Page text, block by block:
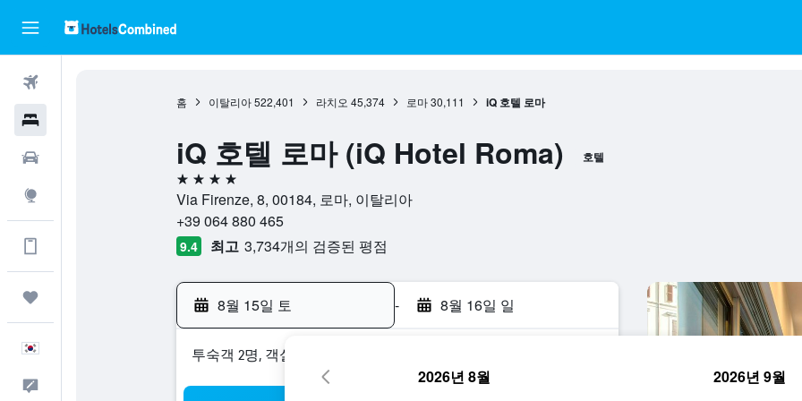
앱에서 더 많은 혜택받기
홈 이탈리아 522,401 라치오 45,374 로마 30,111 iQ 호텔 로마
iQ 호텔 로마 (iQ Hotel Roma) 호텔
4성급
Via Firenze, 8, 00184, 로마, 이탈리아
+39 064 880 465
9.4 최고 3,734개의 검증된 평점
8월 15일 토 - 8월 16일 일
​투숙객 2​명, ​객실 1개
2026년 8월 2026년 9월